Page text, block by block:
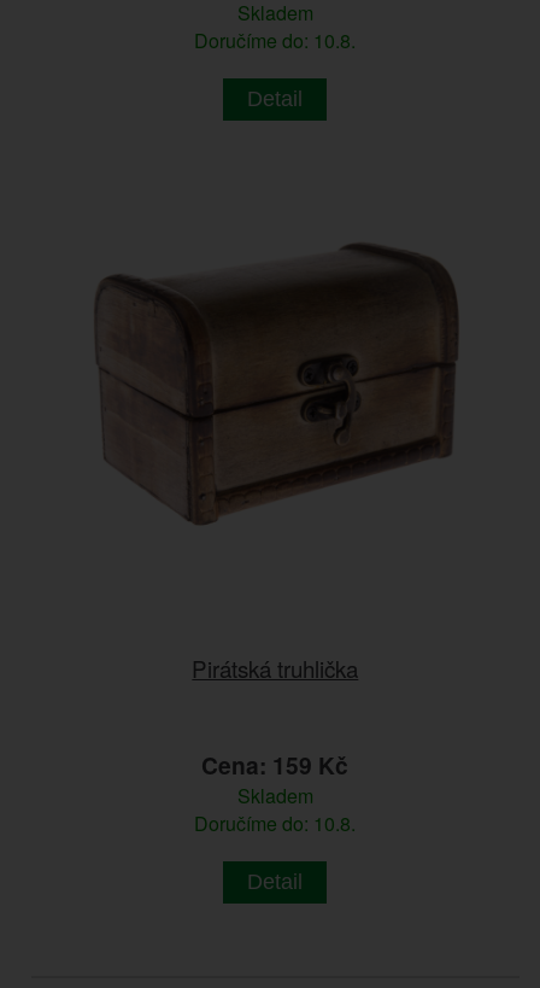
Skladem
Doručíme do: 10.8.
Detail
Pirátská truhlička
Cena: 159 Kč
Skladem
Doručíme do: 10.8.
Detail